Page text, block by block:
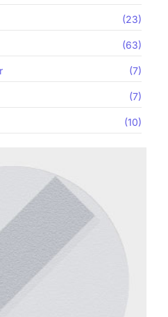
(23)
(63)
(7)
(7)
(10)